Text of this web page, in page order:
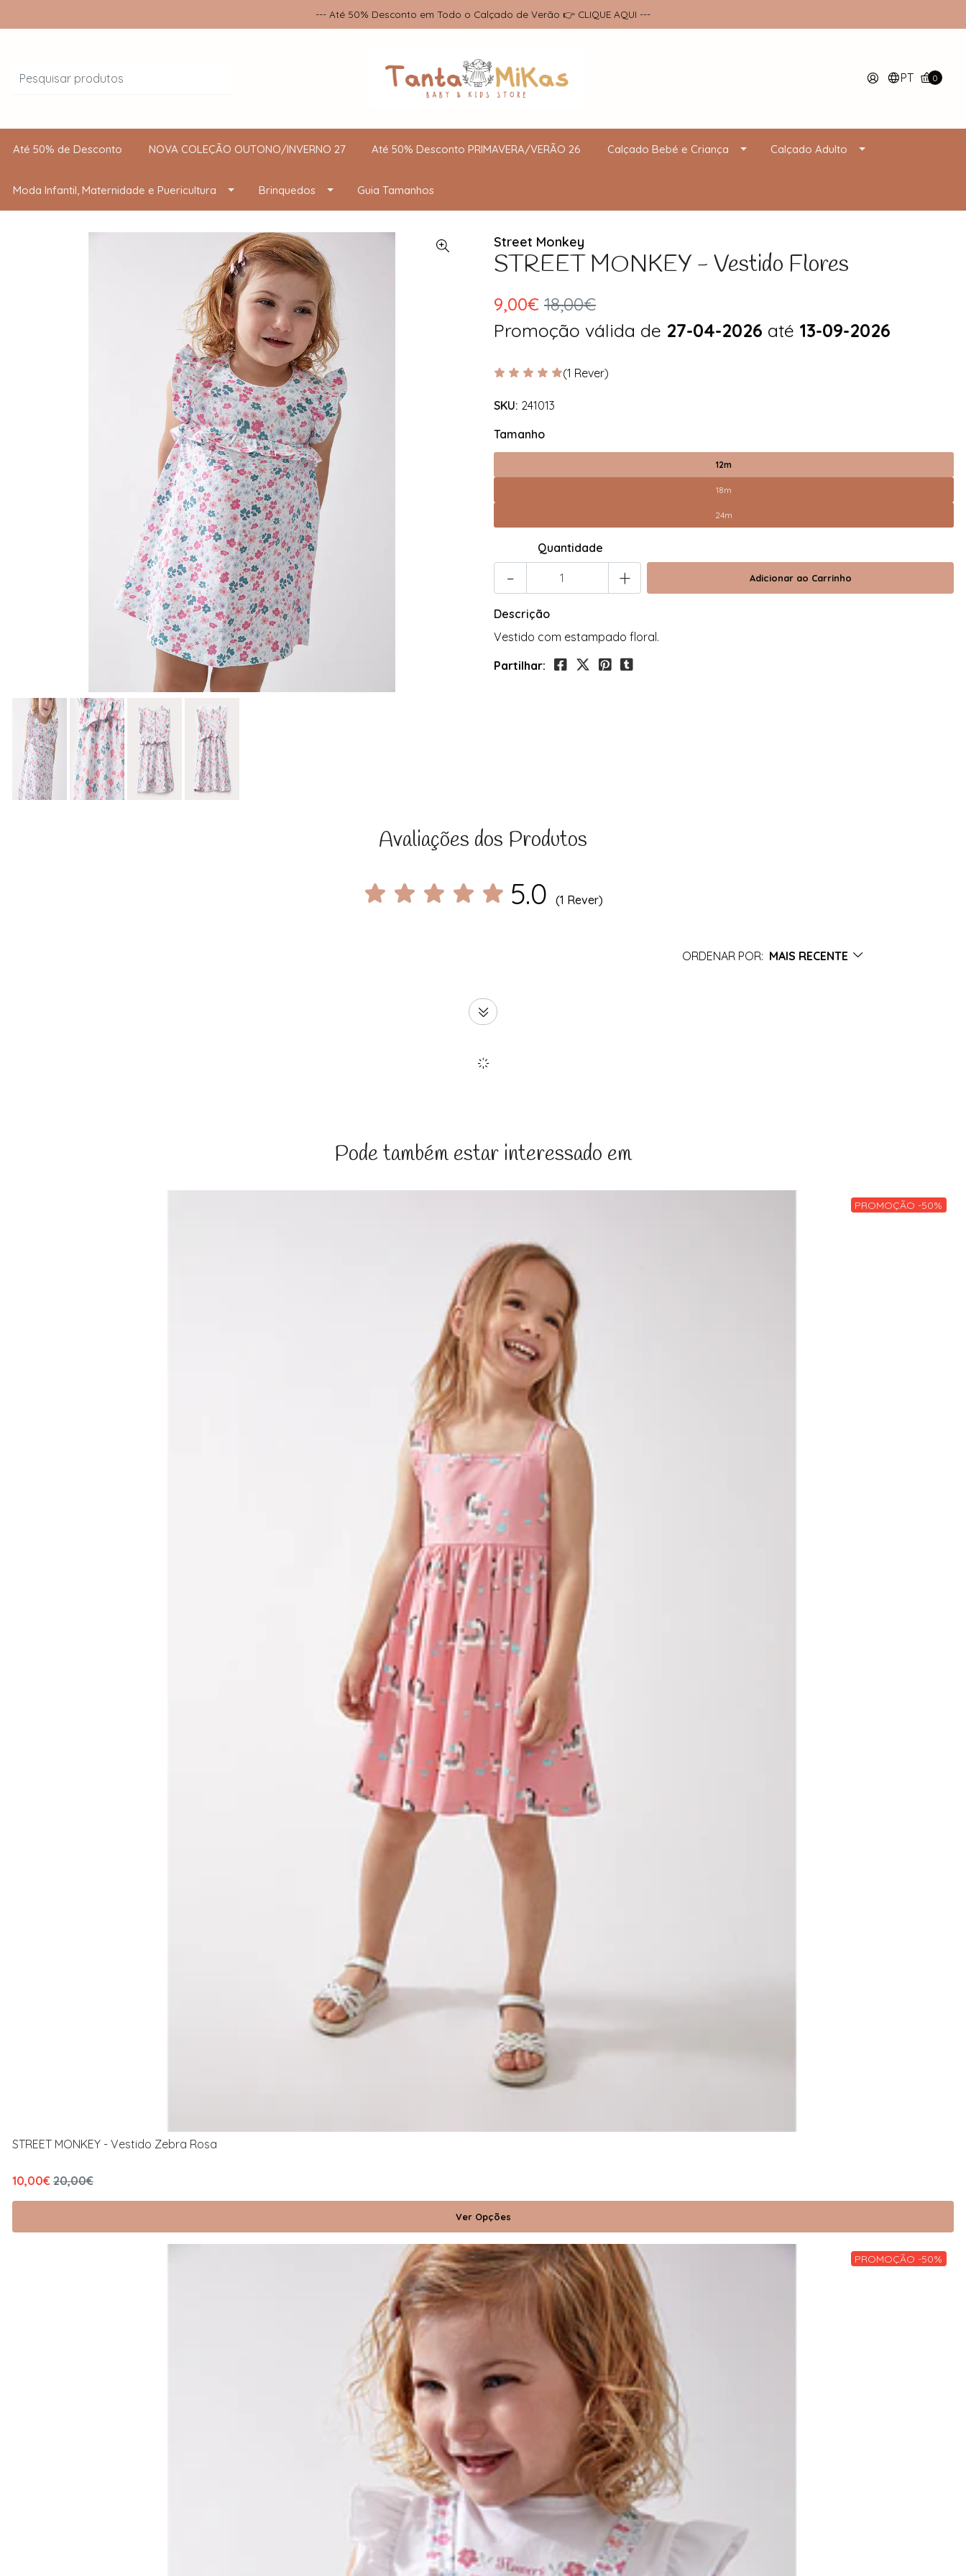
--- Até 50% Desconto em Todo o Calçado de Verão 👉 CLIQUE AQUI ---
PT 0
Até 50% de Desconto NOVA COLEÇÃO OUTONO/INVERNO 27 Até 50% Desconto PRIMAVERA/VERÃO 26 Calçado Bebé e Criança Calçado Adulto
Moda Infantil, Maternidade e Puericultura Brinquedos Guia Tamanhos
Street Monkey
STREET MONKEY - Vestido Flores
9,00€ 18,00€
Promoção válida de 27-04-2026 até 13-09-2026
(1 Rever)
SKU: 241013
Tamanho
12m
18m
24m
Quantidade
- +
Descrição
Vestido com estampado floral.
Partilhar:
Avaliações dos Produtos
5.0 (1 Rever)
ORDENAR POR: MAIS RECENTE
Pode também estar interessado em
PROMOÇÃO -50%
STREET MONKEY - Vestido Zebra Rosa
10,00€ 20,00€
Ver Opções
PROMOÇÃO -50%